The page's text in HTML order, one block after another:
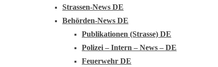
Strassen-News DE
Behörden-News DE
Publikationen (Strasse) DE
Polizei – Intern – News – DE
Feuerwehr DE